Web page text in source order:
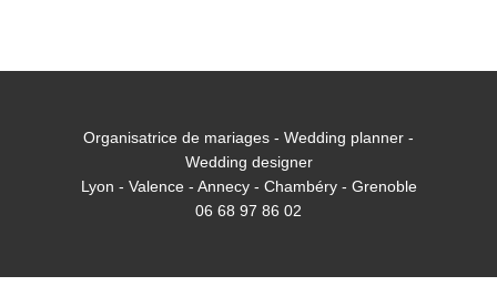
Organisatrice de mariages - Wedding planner -
Wedding designer
Lyon - Valence - Annecy - Chambéry - Grenoble
06 68 97 86 02